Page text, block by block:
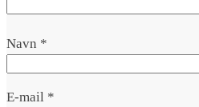
Navn *
E-mail *